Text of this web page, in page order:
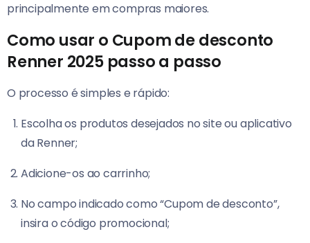
principalmente em compras maiores.
Como usar o Cupom de desconto
Renner 2025 passo a passo
O processo é simples e rápido:
Escolha os produtos desejados no site ou aplicativo
da Renner;
Adicione-os ao carrinho;
No campo indicado como “Cupom de desconto”,
insira o código promocional;